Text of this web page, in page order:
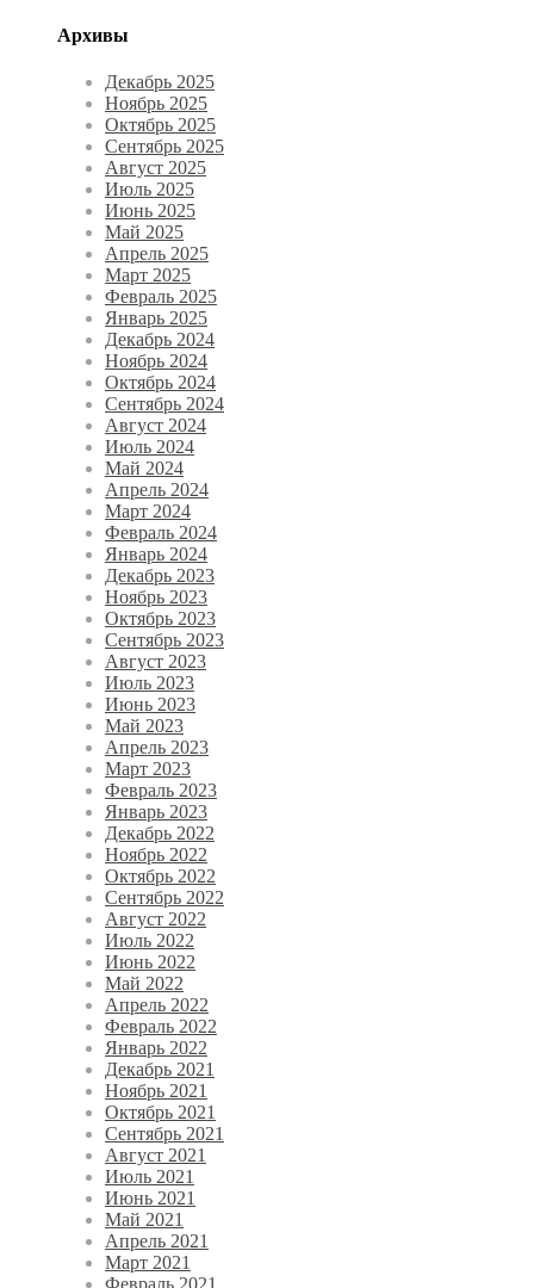
Архивы
Декабрь 2025
Ноябрь 2025
Октябрь 2025
Сентябрь 2025
Август 2025
Июль 2025
Июнь 2025
Май 2025
Апрель 2025
Март 2025
Февраль 2025
Январь 2025
Декабрь 2024
Ноябрь 2024
Октябрь 2024
Сентябрь 2024
Август 2024
Июль 2024
Май 2024
Апрель 2024
Март 2024
Февраль 2024
Январь 2024
Декабрь 2023
Ноябрь 2023
Октябрь 2023
Сентябрь 2023
Август 2023
Июль 2023
Июнь 2023
Май 2023
Апрель 2023
Март 2023
Февраль 2023
Январь 2023
Декабрь 2022
Ноябрь 2022
Октябрь 2022
Сентябрь 2022
Август 2022
Июль 2022
Июнь 2022
Май 2022
Апрель 2022
Февраль 2022
Январь 2022
Декабрь 2021
Ноябрь 2021
Октябрь 2021
Сентябрь 2021
Август 2021
Июль 2021
Июнь 2021
Май 2021
Апрель 2021
Март 2021
Февраль 2021